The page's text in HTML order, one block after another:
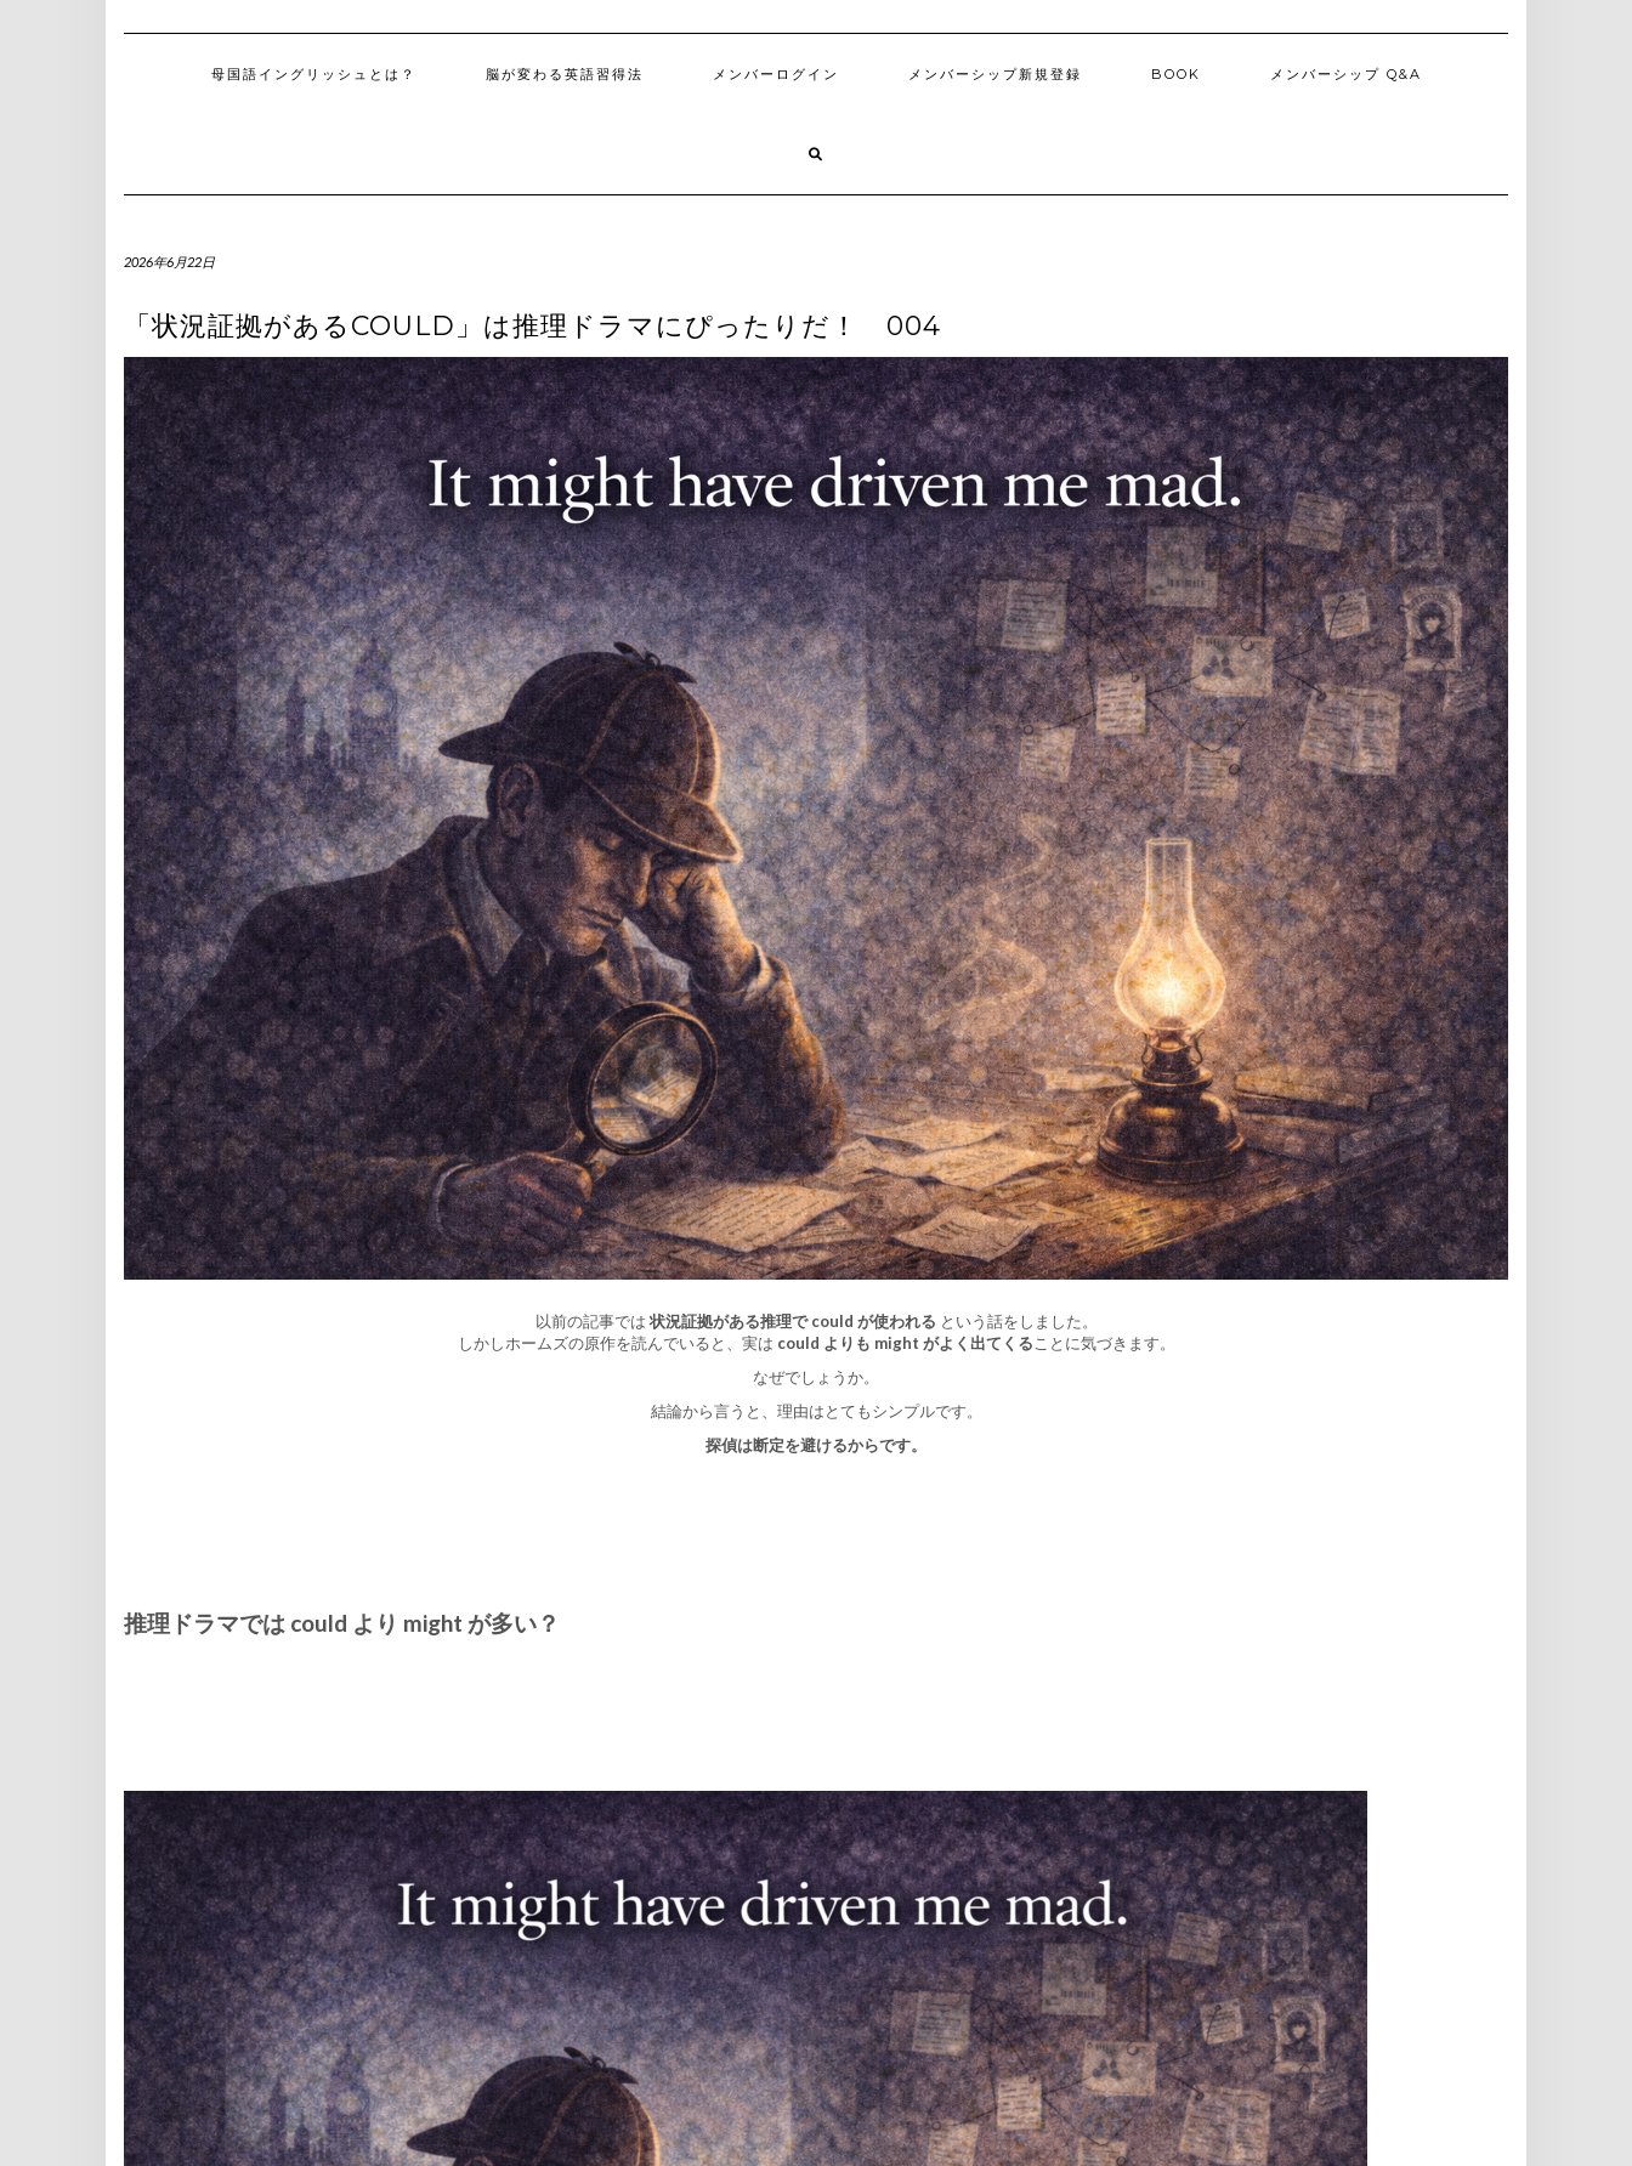
母国語イングリッシュとは？ 脳が変わる英語習得法 メンバーログイン メンバーシップ新規登録 BOOK メンバーシップ Q&A
2026年6月22日
「状況証拠があるCOULD」は推理ドラマにぴったりだ！ 004
以前の記事では状況証拠がある推理で could が使われる という話をしました。
しかしホームズの原作を読んでいると、実は could よりも might がよく出てくる ことに気づきます。
なぜでしょうか。
結論から言うと、理由はとてもシンプルです。
探偵は断定を避けるからです。
推理ドラマでは could より might が多い？